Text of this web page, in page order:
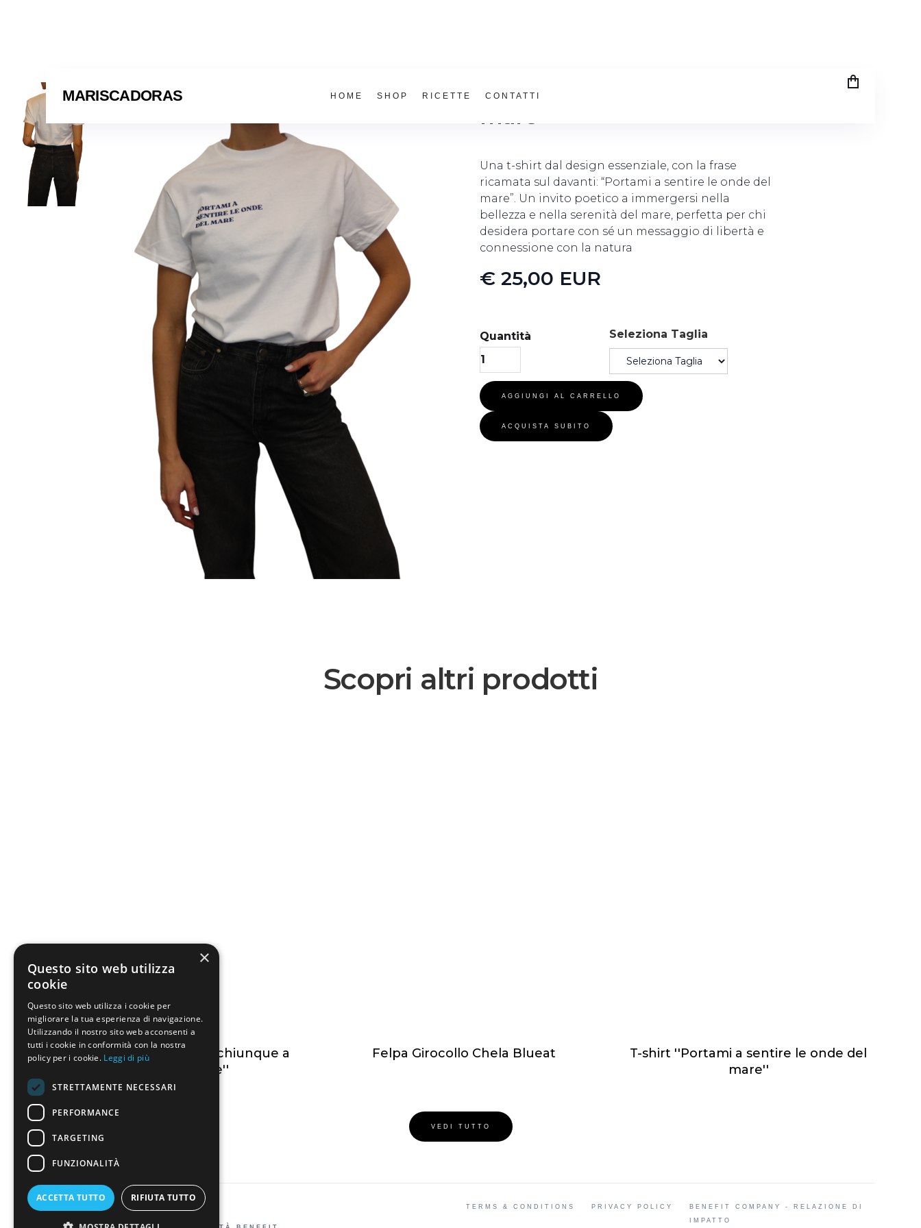
MARISCADORAS HOME SHOP RICETTE CONTATTI
T-shirt ''Portami a sentire le onde del
mare''
Una t-shirt dal design essenziale, con la frase
ricamata sul davanti: “Portami a sentire le onde del
mare”. Un invito poetico a immergersi nella
bellezza e nella serenità del mare, perfetta per chi
desidera portare con sé un messaggio di libertà e
connessione con la natura
€ 25,00 EUR
Quantità Seleziona Taglia
ACQUISTA SUBITO
Scopri altri prodotti
T-shirt ''Non ci portare chiunque a
vedere il mare''
Felpa Girocollo Chela Blueat
T-shirt ''Portami a sentire le onde del
mare''
VEDI TUTTO
TERMS & CONDITIONS PRIVACY POLICY
BENEFIT COMPANY - RELAZIONE DI
IMPATTO
×
Questo sito web utilizza
cookie
Questo sito web utilizza i cookie per
migliorare la tua esperienza di navigazione.
Utilizzando il nostro sito web acconsenti a
tutti i cookie in conformità con la nostra
policy per i cookie. Leggi di più
STRETTAMENTE NECESSARI
PERFORMANCE
TARGETING
FUNZIONALITÀ
ACCETTA TUTTO RIFIUTA TUTTO